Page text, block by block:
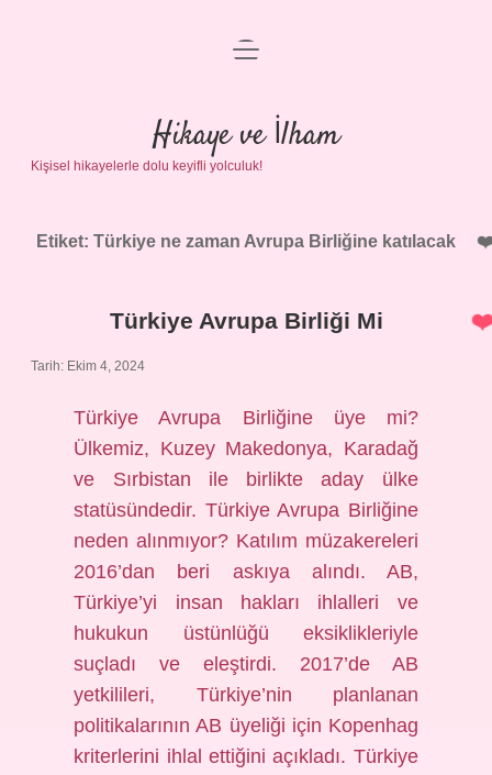
Anasayfa
Gizlilik Politikası
Yasal Uyarı
menüyü
Hikaye ve İlham
Kişisel hikayelerle dolu keyifli yolculuk!
Etiket: Türkiye ne zaman Avrupa Birliğine katılacak
Türkiye Avrupa Birliği Mi
Tarih: Ekim 4, 2024
Türkiye Avrupa Birliğine üye mi?
Ülkemiz, Kuzey Makedonya, Karadağ
ve Sırbistan ile birlikte aday ülke
statüsündedir. Türkiye Avrupa Birliğine
neden alınmıyor? Katılım müzakereleri
2016’dan beri askıya alındı. AB,
Türkiye’yi insan hakları ihlalleri ve
hukukun üstünlüğü eksiklikleriyle
suçladı ve eleştirdi. 2017’de AB
yetkilileri, Türkiye’nin planlanan
politikalarının AB üyeliği için Kopenhag
kriterlerini ihlal ettiğini açıkladı. Türkiye